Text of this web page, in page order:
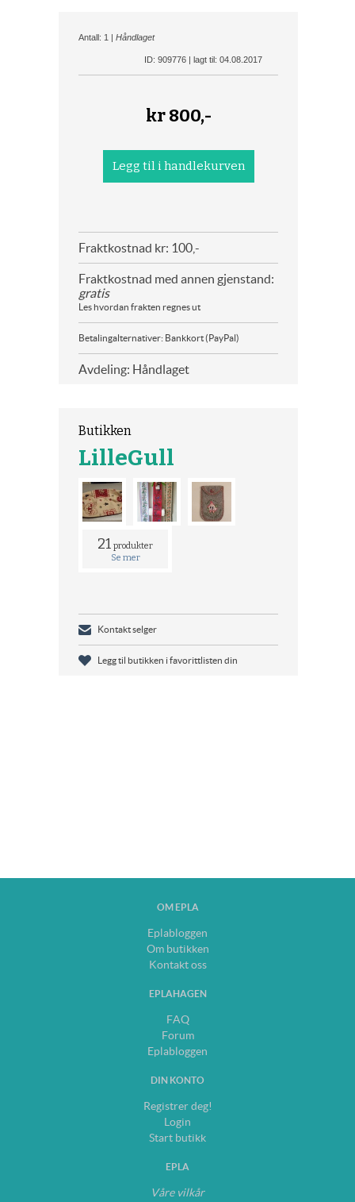
Antall: 1 | Håndlaget
ID: 909776 | lagt til: 04.08.2017
kr800,-
Fraktkostnad kr: 100,-
Fraktkostnad med annen gjenstand:
gratis
Les hvordan frakten regnes ut
Betalingalternativer: Bankkort (PayPal)
Avdeling: Håndlaget
Butikken
LilleGull
21 produkter
Se mer
Kontakt selger
Legg til butikken i favorittlisten din
OM EPLA
Eplabloggen
Om butikken
Kontakt oss
EPLAHAGEN
FAQ
Forum
Eplabloggen
DIN KONTO
Registrer deg!
Login
Start butikk
EPLA
Våre vilkår